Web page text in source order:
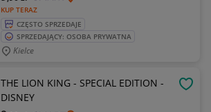
KUP TERAZ
CZĘSTO SPRZEDAJE
SPRZEDAJĄCY: OSOBA PRYWATNA
Kielce
THE LION KING - SPECIAL EDITION -
DISNEY